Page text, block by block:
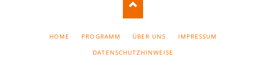
NAVIGATION
HOME PROGRAMM ÜBER UNS
IMPRESSUM
DATENSCHUTZHINWEISE